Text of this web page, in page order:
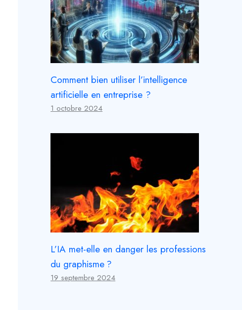
Comment bien utiliser l’intelligence
artificielle en entreprise ?
1 octobre 2024
L’IA met-elle en danger les professions
du graphisme ?
19 septembre 2024